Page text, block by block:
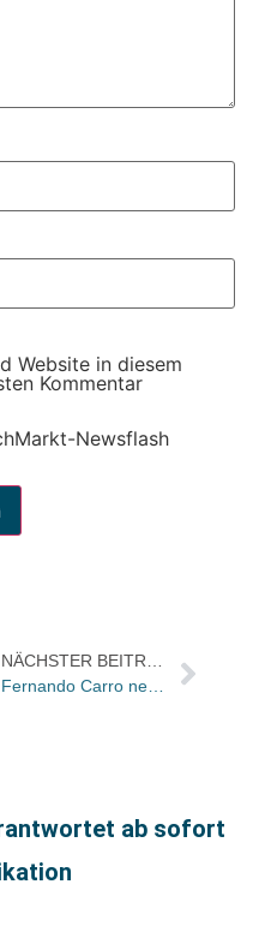
Website in diesem
Kommentar
Newsflash
ab sofort